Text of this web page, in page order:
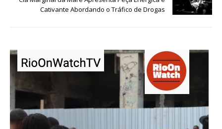
Cativante Abordando o Tráfico de Drogas